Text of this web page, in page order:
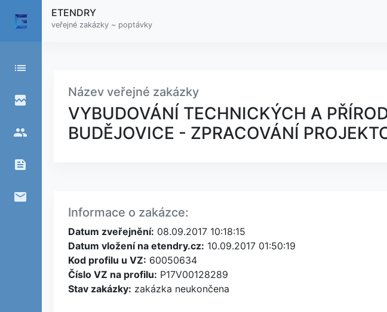
list
broken_image
people
feed
email
ETENDRY
veřejné zakázky ~ poptávky
Název veřejné zakázky
VYBUDOVÁNÍ TECHNICKÝCH A
BUDĚJOVICE - ZPRACOVÁNÍ
Informace o zakázce:
Datum zveřejnění: 08.09.2017 10:18:15
Datum vložení na etendry.cz: 10.09.2017 01:50:19
Kod profilu u VZ: 60050634
Číslo VZ na profilu: P17V00128289
Stav zakázky: zakázka neukončena